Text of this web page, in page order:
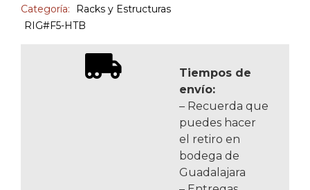
Categoría:
Racks y Estructuras
RIG#F5-HTB
Tiempos de
envío:
– Recuerda que
puedes hacer
el retiro en
bodega de
Guadalajara